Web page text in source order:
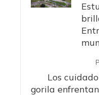
Los
gorila